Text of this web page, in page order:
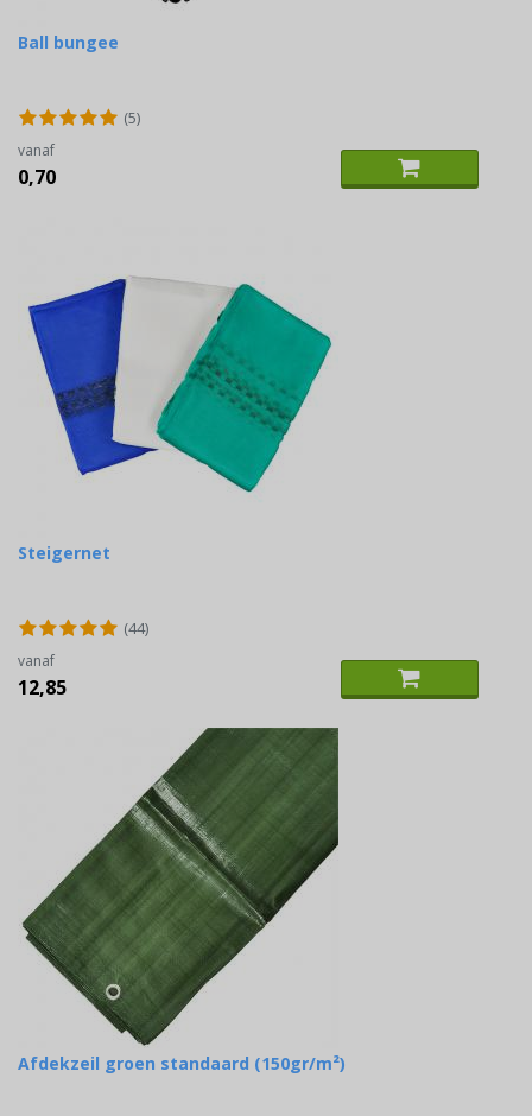
Ball bungee
(5)
vanaf
0,70
Steigernet
(44)
vanaf
12,85
Afdekzeil groen standaard (150gr/m²)